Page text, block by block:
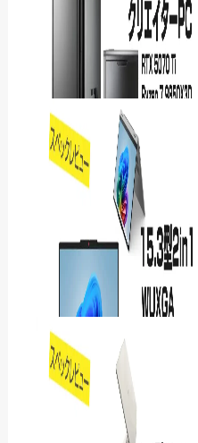
Lenovo IdeaPad Slim 3i
Gen 11レビュー｜17.3型で
表も文字…
DAIV KM-A7G7Tをレ
ビュー｜4K動画編集と
3DCG制作を高速化できる
高性能PC